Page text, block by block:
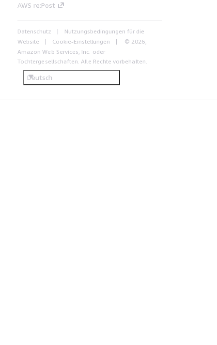
AWS re:Post
Datenschutz
Nutzungsbedingungen für die
Website
Cookie-Einstellungen
© 2026,
Amazon Web Services, Inc. oder
Tochtergesellschaften. Alle Rechte vorbehalten.
Deutsch